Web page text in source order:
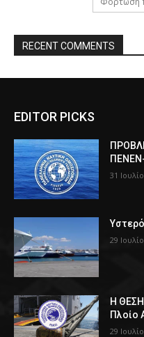
RECENT COMMENTS
EDITOR PICKS
31
29
Η ΘΕΣΗ
Πλοίο
29